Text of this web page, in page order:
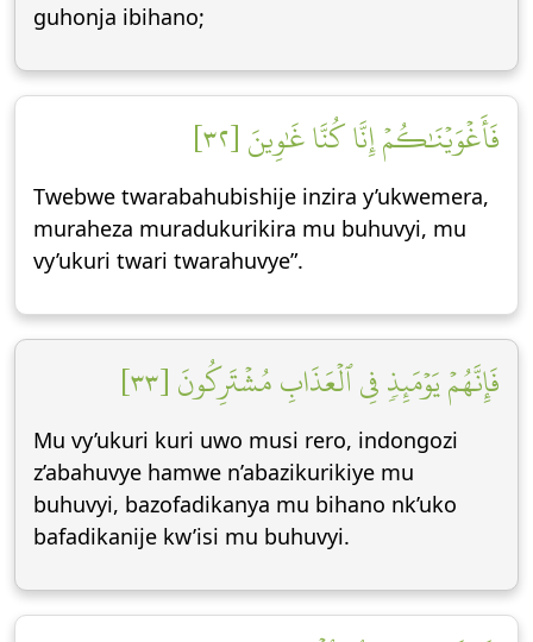
guhonja ibihano;
فَأَغۡوَيۡنَٰكُمۡ إِنَّا كُنَّا غَٰوِينَ [٣٢]
Twebwe twarabahubishije inzira y’ukwemera,
muraheza muradukurikira mu buhuvyi, mu
vy’ukuri twari twarahuvye”.
فَإِنَّهُمۡ يَوۡمَئِذٖ فِي ٱلۡعَذَابِ مُشۡتَرِكُونَ [٣٣]
Mu vy’ukuri kuri uwo musi rero, indongozi
z’abahuvye hamwe n’abazikurikiye mu
buhuvyi, bazofadikanya mu bihano nk’uko
bafadikanije kw’isi mu buhuvyi.